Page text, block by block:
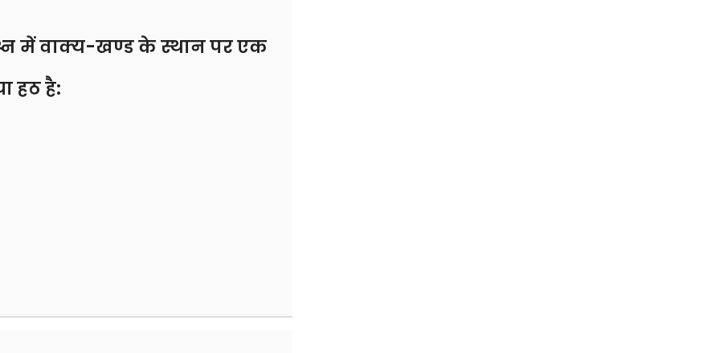
में वाक्य-खण्ड के स्थान पर एक
हठ है: